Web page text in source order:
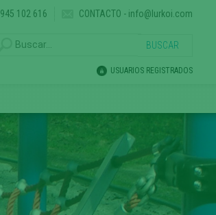
945 102 616 CONTACTO - info@lurkoi.com
USUARIOS REGISTRADOS